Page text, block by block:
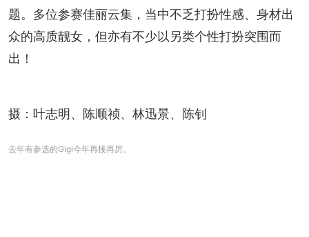
题。多位参赛佳丽云集，当中不乏打扮性感、身材出
众的高质靓女，但亦有不少以另类个性打扮突围而
出！
摄：叶志明、陈顺祯、林迅景、陈钊
去年有参选的Gigi今年再接再厉。